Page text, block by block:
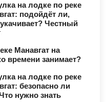
на лодке по реке
подойдёт ли,
Честный
Манавгат на
времени занимает?
на лодке по реке
безопасно ли
нужно знать